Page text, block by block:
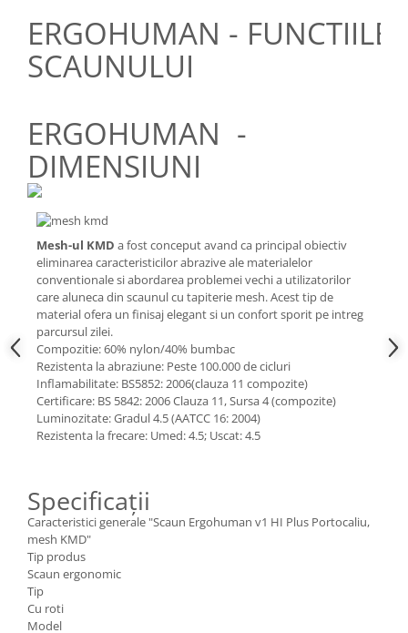
ERGOHUMAN - FUNCTIILE
SCAUNULUI
ERGOHUMAN -
DIMENSIUNI
Mesh-ul KMD a fost conceput avand ca principal obiectiv
eliminarea caracteristicilor abrazive ale materialelor
conventionale si abordarea problemei vechi a utilizatorilor
care aluneca din scaunul cu tapiterie mesh. Acest tip de
material ofera un finisaj elegant si un confort sporit pe intreg
parcursul zilei.
Compozitie: 60% nylon/40% bumbac
Rezistenta la abraziune: Peste 100.000 de cicluri
Inflamabilitate: BS5852: 2006(clauza 11 compozite)
Certificare: BS 5842: 2006 Clauza 11, Sursa 4 (compozite)
Luminozitate: Gradul 4.5 (AATCC 16: 2004)
Rezistenta la frecare: Umed: 4.5; Uscat: 4.5
Specificații
Caracteristici generale "Scaun Ergohuman v1 HI Plus Portocaliu,
mesh KMD"
Tip produs
Scaun ergonomic
Tip
Cu roti
Model